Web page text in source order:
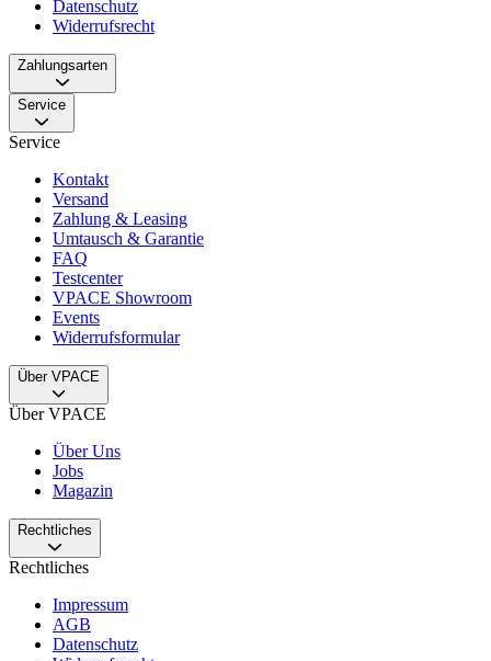
Datenschutz
Widerrufsrecht
Zahlungsarten
Service
Service
Kontakt
Versand
Zahlung & Leasing
Umtausch & Garantie
FAQ
Testcenter
VPACE Showroom
Events
Widerrufsformular
Über VPACE
Über VPACE
Über Uns
Jobs
Magazin
Rechtliches
Rechtliches
Impressum
AGB
Datenschutz